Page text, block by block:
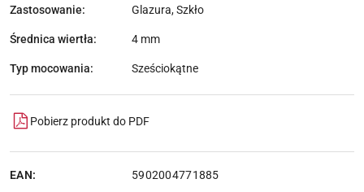
Zastosowanie: Glazura, Szkło
Średnica wiertła: 4 mm
Typ mocowania: Sześciokątne
Pobierz produkt do PDF
EAN: 5902004771885